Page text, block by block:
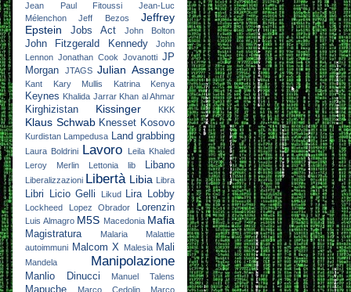
Jean Paul Fitoussi
Jean-Luc
Mélenchon
Jeff Bezos
Jeffrey
Epstein
Jobs Act John Bolton
John Fitzgerald Kennedy
John
Lennon Jonathan Cook Jovanotti JP
Morgan
JTAGS Julian Assange
Kant Kary Mullis Katrina Kenya
Keynes Khalida Jarrar Khan al Ahmar
Kirghizistan Kissinger KKK
Klaus Schwab Knesset Kosovo
Kurdistan Lampedusa Land grabbing
Laura Boldrini Lavoro
Leila Khaled
Leroy Merlin
Lettonia lib Libano
Liberalizzazioni Libertà Libia Libra
Libri Licio Gelli Likud Lira Lobby
Lockheed Lopez Obrador Lorenzin
Luis Almagro M5S Macedonia Mafia
Magistratura Malaria
Malattie
autoimmuni Malcom X Malesia Mali
Mandela Manipolazione
Manlio Dinucci Manuel Talens
Mapuche Marco Cedolin
Marco